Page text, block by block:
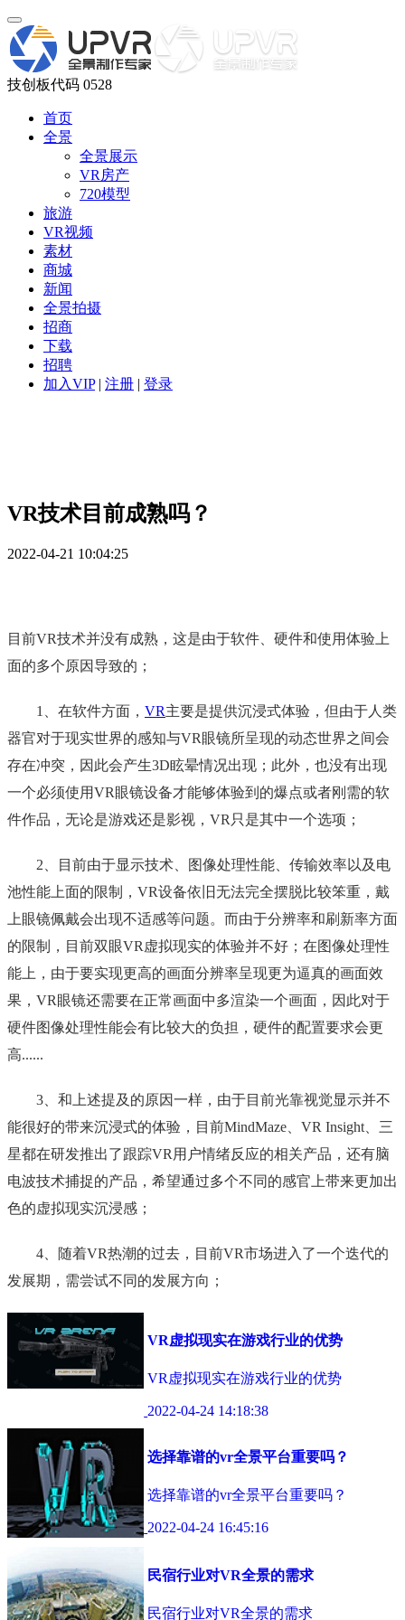
技创板代码 0528
首页
全景
全景展示
VR房产
720模型
旅游
VR视频
素材
商城
新闻
全景拍摄
招商
下载
招聘
加入VIP | 注册 | 登录
VR技术目前成熟吗？
2022-04-21 10:04:25
目前VR技术并没有成熟，这是由于软件、硬件和使用体验上
面的多个原因导致的；
1、在软件方面， VR主要是提供沉浸式体验，但由于人类
器官对于现实世界的感知与VR眼镜所呈现的动态世界之间会
存在冲突，因此会产生3D眩晕情况出现；此外，也没有出现
一个必须使用VR眼镜设备才能够体验到的爆点或者刚需的软
件作品，无论是游戏还是影视，VR只是其中一个选项；
2、目前由于显示技术、图像处理性能、传输效率以及电
池性能上面的限制，VR设备依旧无法完全摆脱比较笨重，戴
上眼镜佩戴会出现不适感等问题。而由于分辨率和刷新率方面
的限制，目前双眼VR虚拟现实的体验并不好；在图像处理性
能上，由于要实现更高的画面分辨率呈现更为逼真的画面效
果，VR眼镜还需要在正常画面中多渲染一个画面，因此对于
硬件图像处理性能会有比较大的负担，硬件的配置要求会更
高......
3、和上述提及的原因一样，由于目前光靠视觉显示并不
能很好的带来沉浸式的体验，目前MindMaze、VR Insight、三
星都在研发推出了跟踪VR用户情绪反应的相关产品，还有脑
电波技术捕捉的产品，希望通过多个不同的感官上带来更加出
色的虚拟现实沉浸感；
4、随着VR热潮的过去，目前VR市场进入了一个迭代的
发展期，需尝试不同的发展方向；
VR虚拟现实在游戏行业的优势
VR虚拟现实在游戏行业的优势
2022-04-24 14:18:38
选择靠谱的vr全景平台重要吗？
选择靠谱的vr全景平台重要吗？
2022-04-24 16:45:16
民宿行业对VR全景的需求
民宿行业对VR全景的需求